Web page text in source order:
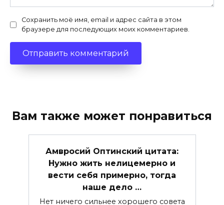
Сохранить моё имя, email и адрес сайта в этом
браузере для последующих моих комментариев.
Вам также может понравиться
Амвросий Оптинский цитата:
Нужно жить нелицемерно и
вести себя примерно, тогда
наше дело …
Нет ничего сильнее хорошего совета